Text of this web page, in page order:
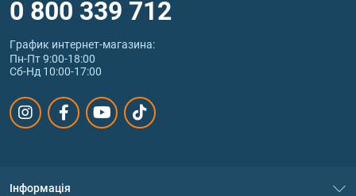
0 800 339 712
График интернет‑магазина:
Пн-Пт 9:00-18:00
Сб-Нд 10:00-17:00
Інформація